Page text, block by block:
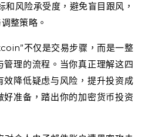
风险承受度，避免盲目跟风，
整策略。
不仅是交易步骤，而是一整
理的流程。当你真正理解这四
降低疑虑与风险，提升投资成
准备，踏出你的加密货币投资